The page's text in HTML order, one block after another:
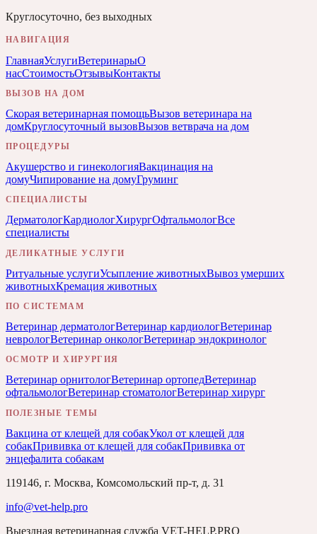
Круглосуточно, без выходных
НАВИГАЦИЯ
ГлавнаяУслугиВетеринарыО
насСтоимостьОтзывыКонтакты
ВЫЗОВ НА ДОМ
Скорая ветеринарная помощьВызов ветеринара на
домКруглосуточный вызовВызов ветврача на дом
ПРОЦЕДУРЫ
Акушерство и гинекологияВакцинация на
домуЧипирование на домуГруминг
СПЕЦИАЛИСТЫ
ДерматологКардиологХирургОфтальмологВсе
специалисты
ДЕЛИКАТНЫЕ УСЛУГИ
Ритуальные услугиУсыпление животныхВывоз умерших
животныхКремация животных
ПО СИСТЕМАМ
Ветеринар дерматологВетеринар кардиологВетеринар
неврологВетеринар онкологВетеринар эндокринолог
ОСМОТР И ХИРУРГИЯ
Ветеринар орнитологВетеринар ортопедВетеринар
офтальмологВетеринар стоматологВетеринар хирург
ПОЛЕЗНЫЕ ТЕМЫ
Вакцина от клещей для собакУкол от клещей для
собакПрививка от клещей для собакПрививка от
энцефалита собакам
119146, г. Москва, Комсомольский пр-т, д. 31
info@vet-help.pro
Выездная ветеринарная служба VET-HELP.PRO